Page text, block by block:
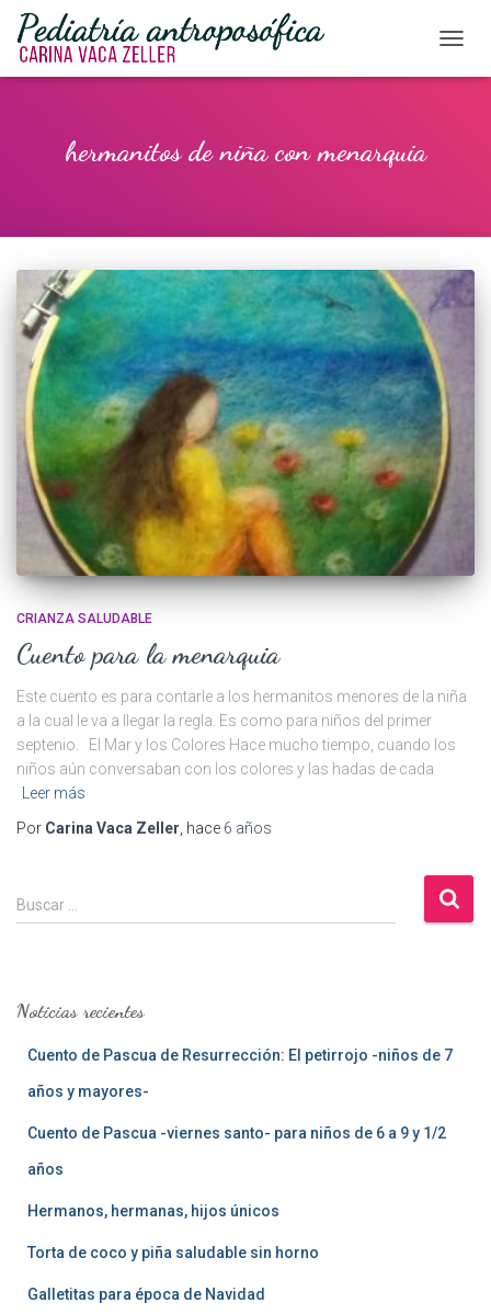
hermanitos de niña con menarquia
CRIANZA SALUDABLE
Cuento para la menarquia
Este cuento es para contarle a los hermanitos menores de la niña
a la cual le va a llegar la regla. Es como para niños del primer
septenio. El Mar y los Colores Hace mucho tiempo, cuando los
niños aún conversaban con los colores y las hadas de cada
Leer más
Por Carina Vaca Zeller , hace 6 años
B
u
r
Buscar …
Noticias recientes
Cuento de Pascua de Resurrección: El petirrojo -niños de 7
años y mayores-
Cuento de Pascua -viernes santo- para niños de 6 a 9 y 1/2
años
Hermanos, hermanas, hijos únicos
Torta de coco y piña saludable sin horno
Galletitas para época de Navidad